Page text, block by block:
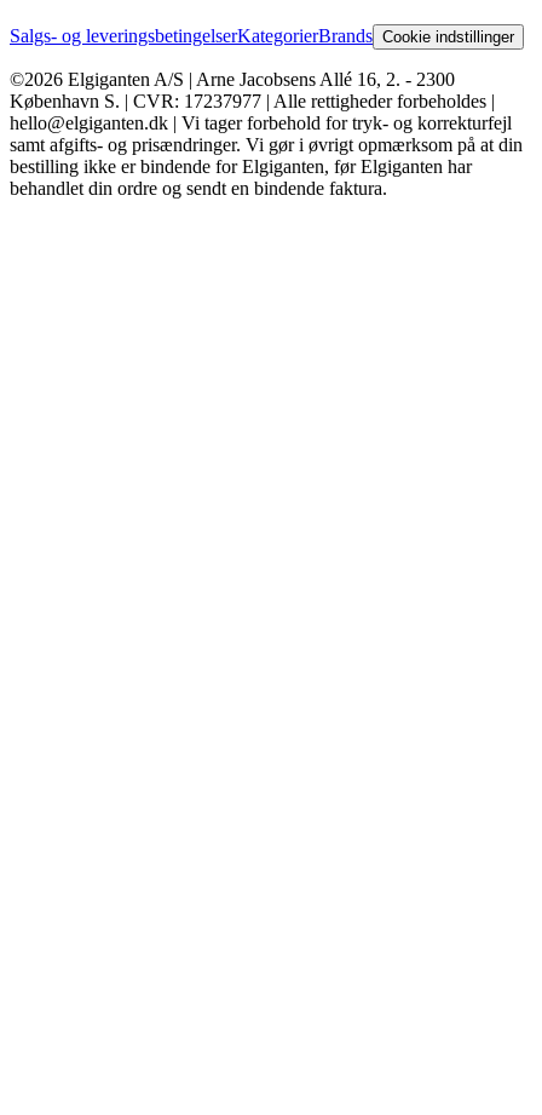
Salgs- og leveringsbetingelserKategorierBrands Cookie indstillinger
©2026 Elgiganten A/S | Arne Jacobsens Allé 16, 2. - 2300
København S. | CVR: 17237977 | Alle rettigheder forbeholdes |
hello@elgiganten.dk | Vi tager forbehold for tryk- og korrekturfejl
samt afgifts- og prisændringer. Vi gør i øvrigt opmærksom på at din
bestilling ikke er bindende for Elgiganten, før Elgiganten har
behandlet din ordre og sendt en bindende faktura.